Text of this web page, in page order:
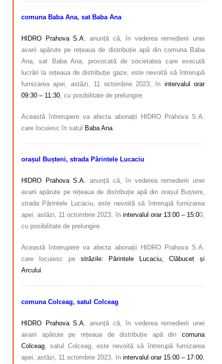
comuna Baba Ana, sat Baba Ana
HIDRO Prahova S.A.
anunță că, în vederea remedierii unei
avarii apărute pe rețeaua de distribuție apă din comuna Baba
Ana, sat Baba Ana, provocată de societatea care execută
lucrări la rețeaua de distribuție gaze, este nevoită să întrerupă
furnizarea apei, astăzi, 11 octombrie 2023, în intervalul orar
09:30 – 11:30 , cu posibilitate de prelungire.
Această întrerupere va afecta abonații HIDRO Prahova S.A.
care locuiesc în satul Baba Ana
orașul Bușteni, strada Părintele Lucaciu
HIDRO Prahova S.A. anunță că, în vederea remedierii unei
avarii apărute pe rețeaua de distribuție apă din orașul Bușteni,
strada Părintele Lucaciu, este nevoită să întrerupă furnizarea
apei, astăzi, 11 octombrie 2023, în intervalul orar 13:00 – 15:00,
cu posibilitate de prelungire.
Această întrerupere va afecta abonații HIDRO Prahova S.A.
care locuiesc pe străzile: Părintele Lucaciu, Clăbucet și
Arcului.
comuna Colceag, satul Colceag
HIDRO Prahova S.A.
anunță că, în vederea remedierii unei
avarii apărute pe rețeaua de distribuție apă din comuna
Colceag , satul Colceag, este nevoită să întrerupă furnizarea
apei, astăzi, 11 octombrie 2023, în intervalul orar 15:00 – 17:00